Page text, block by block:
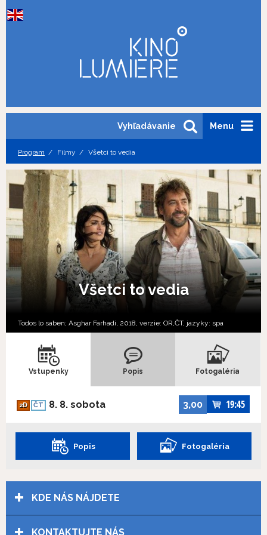
Menu
Vyhľadávanie
Program Filmy Všetci to vedia
Všetci to vedia
Todos lo saben; Asghar Farhadi, 2018, verzie: OR, ČT, jazyky: spa
Vstupenky Popis Fotogaléria
2D ČT 8. 8. sobota 3,00 19:45
Popis Fotogaléria
KDE NÁS NÁJDETE
KONTAKTUJTE NÁS